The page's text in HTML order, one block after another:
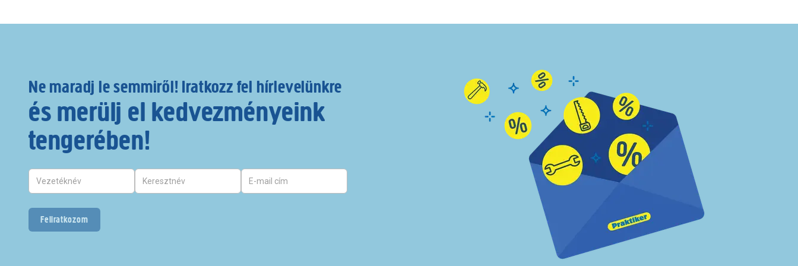
Ne maradj le semmiről! Iratkozz fel hírlevelünkre
és merülj el kedvezményeink
tengerében!
Feliratkozom